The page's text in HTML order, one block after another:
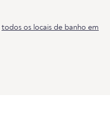
todos os locais de banho em